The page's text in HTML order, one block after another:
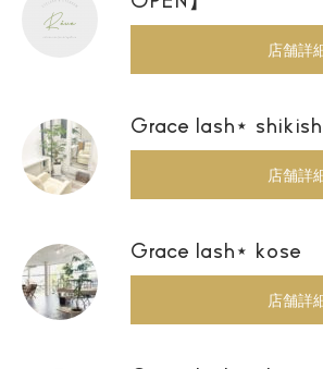
店舗詳
Grace lash⋆
店舗詳
Grace lash⋆ kose
店舗詳